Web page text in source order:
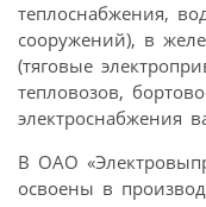
теплоснабжения,
сооружений), в
(тяговые
тепловозов,
электроснабжения
В ОАО
освоены в